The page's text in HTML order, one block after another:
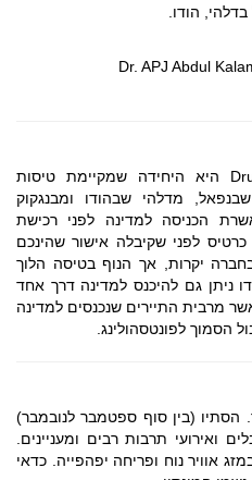
הודו.
Druk Air היא היחידה שמקיימת טיסות
מדלהי שבהודו ומבנגקוק
הכניסה למדינה לפני רכישת
לפני שקיבלה אישור שהינכם
יקרות, אך הנוף בטיסה הלוך
ניתן גם להיכנס למדינה דרך אחד
מרבית התיירים שנכנסים למדינה
הסמוך לפונטסהולינג.
הסתיו (בין סוף ספטמבר לנובמבר)
ואירועי תרבות רבים ומעניינים.
אוויר נוח ופריחה יפהפייה. כדאי